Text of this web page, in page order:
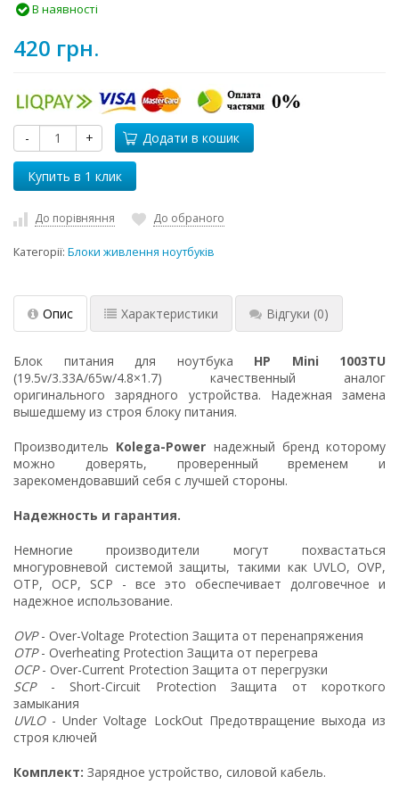
В наявності
420 грн.
- + Додати в кошик
До порівняння До обраного
Категорії: Блоки живлення ноутбуків
Опис Характеристики Відгуки (0)
Блок питания для ноутбука HP Mini 1003TU
(19.5v/3.33A/65w/4.8×1.7) качественный аналог
оригинального зарядного устройства. Надежная замена
вышедшему из строя блоку питания.
Производитель Kolega-Power надежный бренд которому
можно доверять, проверенный временем и
зарекомендовавший себя с лучшей стороны.
Надежность и гарантия.
Немногие производители могут похвастаться
многуровневой системой защиты, такими как UVLO, OVP,
OTP, OCP, SCP - все это обеспечивает долговечное и
надежное использование.
OVP- Over-Voltage Protection Защита от перенапряжения
OTP- Overheating Protection Защита от перегрева
OCP- Over-Current Protection Защита от перегрузки
SCP- Short-Circuit Protection Защита от короткого
замыкания
UVLO- Under Voltage LockOut Предотвращение выхода из
строя ключей
Комплект: Зарядное устройство, силовой кабель.